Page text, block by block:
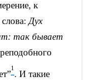
к
Дух
так бывает
1
. И такие